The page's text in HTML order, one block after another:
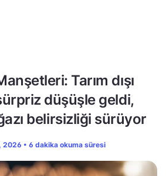
Tarım dışı
düşüşle geldi,
belirsizliği sürüyor
2026 • 6 dakika okuma süresi